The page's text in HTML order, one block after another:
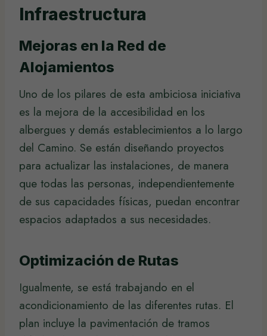
Infraestructura
Mejoras en la Red de
Alojamientos
Uno de los pilares de esta ambiciosa iniciativa
es la mejora de la accesibilidad en los
albergues y demás establecimientos a lo largo
del Camino. Se están diseñando proyectos
para actualizar las instalaciones, de manera
que todas las personas, independientemente
de sus capacidades físicas, puedan encontrar
espacios adaptados a sus necesidades.
Optimización de Rutas
Igualmente, se está trabajando en el
acondicionamiento de las diferentes rutas. El
plan incluye la pavimentación de tramos